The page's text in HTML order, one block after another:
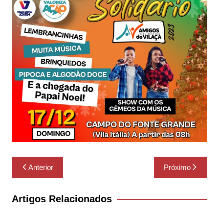
Navegação
de
Post
Anterior Próximo
Artigos Relacionados